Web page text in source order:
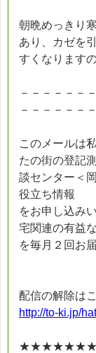
朝晩めっきり
あり、カゼを
すくなります
－－－－－－
－－－－－－
このメールは
たの街の登記
談センター＜岡
役立ち情報
をお申し込み
宅関連の有益
を毎月２回お
配信の解除は
http://to-ki.jp/